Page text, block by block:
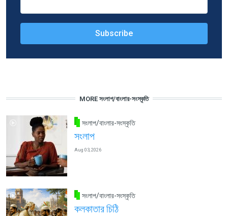
MORE সংলাপ/বাংলার-সংস্কৃতি
সংলাপ/বাংলার-সংস্কৃতি
সংলাপ
Aug 03, 2026
সংলাপ/বাংলার-সংস্কৃতি
কলকাতার চিঠি